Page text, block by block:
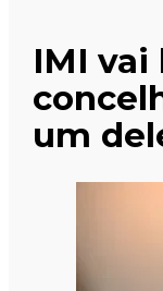
IMI vai
um